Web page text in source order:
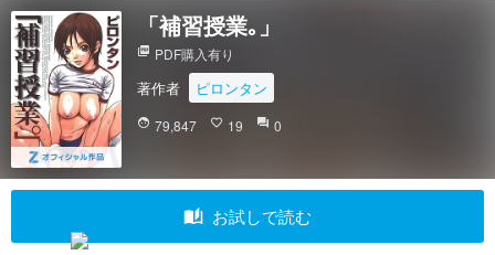
「補習授業｡」
picture_as_pdf PDF購入有り
著作者 ピロンタン
face 79,847 favorite_border 19 question_answer 0
auto_stories お試しで読む